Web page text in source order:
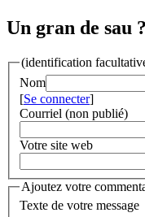
Un gran de sau ?
(identification
Nom
[Se connecter]
Courriel (non publié)
Votre site web
Ajoutez votre
Texte de votre message